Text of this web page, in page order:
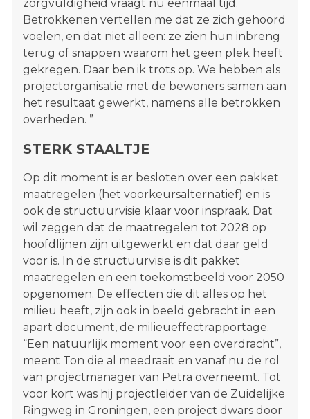
zorgvuldigheid vraagt nu eenmaal tijd.
Betrokkenen vertellen me dat ze zich gehoord
voelen, en dat niet alleen: ze zien hun inbreng
terug of snappen waarom het geen plek heeft
gekregen. Daar ben ik trots op. We hebben als
projectorganisatie met de bewoners samen aan
het resultaat gewerkt, namens alle betrokken
overheden. ”
STERK STAALTJE
Op dit moment is er besloten over een pakket
maatregelen (het voorkeursalternatief) en is
ook de structuurvisie klaar voor inspraak. Dat
wil zeggen dat de maatregelen tot 2028 op
hoofdlijnen zijn uitgewerkt en dat daar geld
voor is. In de structuurvisie is dit pakket
maatregelen en een toekomstbeeld voor 2050
opgenomen. De effecten die dit alles op het
milieu heeft, zijn ook in beeld gebracht in een
apart document, de milieueffectrapportage.
“Een natuurlijk moment voor een overdracht”,
meent Ton die al meedraait en vanaf nu de rol
van projectmanager van Petra overneemt. Tot
voor kort was hij projectleider van de Zuidelijke
Ringweg in Groningen, een project dwars door